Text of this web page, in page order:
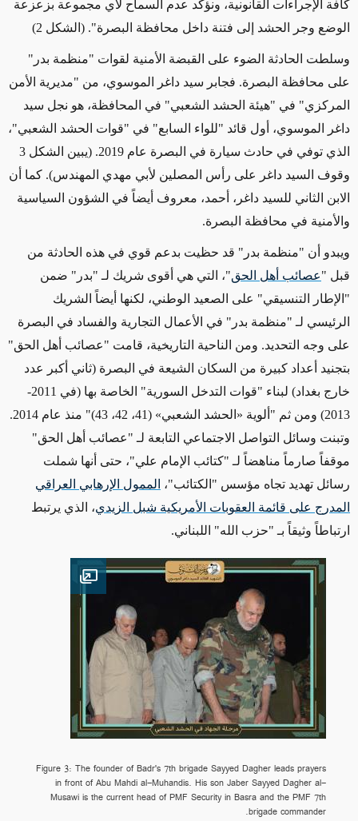
كافة الإجراءات القانونية، ونؤكد عدم السماح لأي مجموعة بزعزعة
الوضع وجر الحشد إلى فتنة داخل محافظة البصرة". (الشكل 2)
وسلطت الحادثة الضوء على القبضة الأمنية لقوات "منظمة بدر"
على محافظة البصرة. فجابر سيد داغر الموسوي، من "مديرية الأمن
المركزي" في "هيئة الحشد الشعبي" في المحافظة، هو نجل سيد
داغر الموسوي، أول قائد "للواء السابع" في "قوات الحشد الشعبي"،
الذي توفي في حادث سيارة في البصرة عام 2019. (يبين الشكل 3
وقوف السيد داغر على رأس المصلين لأبي مهدي المهندس). كما أن
الابن الثاني للسيد داغر، أحمد، معروف أيضاً في الشؤون السياسية
والأمنية في محافظة البصرة.
ويبدو أن "منظمة بدر" قد حظيت بدعم قوي في هذه الحادثة من
قبل "عصائب أهل الحق"، التي هي أقوى شريك لـ "بدر" ضمن
"الإطار التنسيقي" على الصعيد الوطني، لكنها أيضاً الشريك
الرئيسي لـ "منظمة بدر" في الأعمال التجارية والفساد في البصرة
على وجه التحديد. ومن الناحية التاريخية، قامت "عصائب أهل الحق"
بتجنيد أعداد كبيرة من السكان الشيعة في البصرة (ثاني أكبر عدد
خارج بغداد) لبناء "قوات التدخل السورية" الخاصة بها (في 2011-
2013) ومن ثم "ألوية
« الحشد الشعبي»
(41، 42، 43)" منذ عام 2014.
وتبنت وسائل التواصل الاجتماعي التابعة لـ "عصائب أهل الحق"
موقفاً صارماً مناهضاً لـ "كتائب الإمام علي"، حتى أنها شملت
رسائل تهديد تجاه مؤسس "الكتائب"، الممول الإرهابي العراقي
المدرج على قائمة العقوبات الأمريكية شبل الزيدي، الذي يرتبط
ارتباطاً وثيقاً بـ "حزب الله" اللبناني.
Open image
Figure 3: The founder of Badr's 7th brigade Sayyed Dagher leads prayers
in front of Abu Mahdi al-Muhandis. His son Jaber Sayyed Dagher al-
Musawi is the current head of PMF Security in Basra and the PMF 7th
brigade commander.